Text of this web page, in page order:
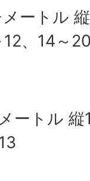
ートル
、14～
ートル